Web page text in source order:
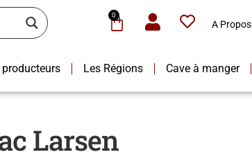
0
A Propos
producteurs Les Régions Cave à manger
Larsen